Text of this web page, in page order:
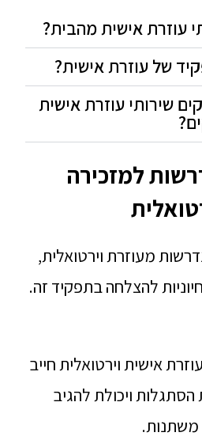
עוזרת אישית מהבית?
של עוזרת אישית?
שירותי עוזרת אישית
למזכירה
מעוזרת וירטואלית,
להצלחה בתפקיד זה.
עוזרת אישית וירטואלית חייב
ויכולת להגיב
משתנות.